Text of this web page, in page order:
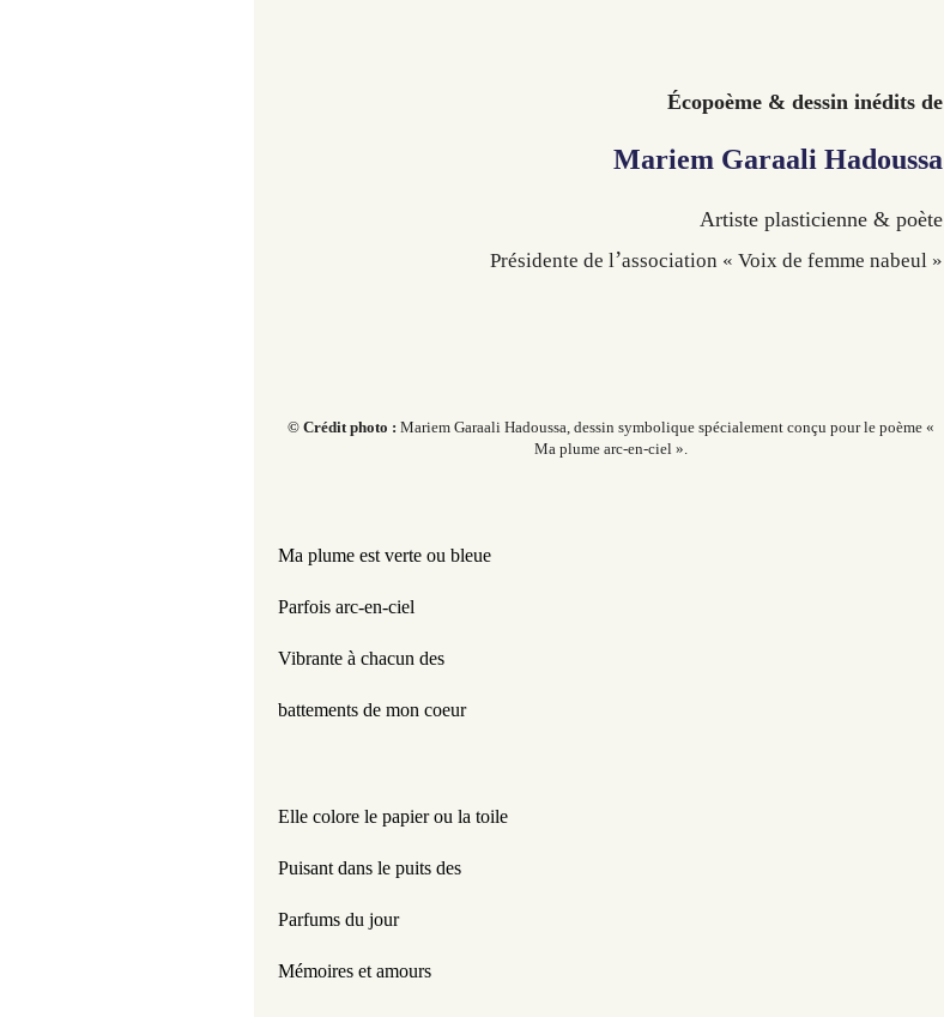
Écopoème & dessin inédits de
Mariem Garaali Hadoussa
Artiste plasticienne & poète
Présidente de l’association « Voix de femme nabeul »
© Crédit photo : Mariem Garaali Hadoussa, dessin symbolique spécialement conçu pour le poème «
Ma plume arc-en-ciel ».
Ma plume est verte ou bleue
Parfois arc-en-ciel
Vibrante à chacun des
battements de mon coeur
Elle colore le papier ou la toile
Puisant dans le puits des
Parfums du jour
Mémoires et amours